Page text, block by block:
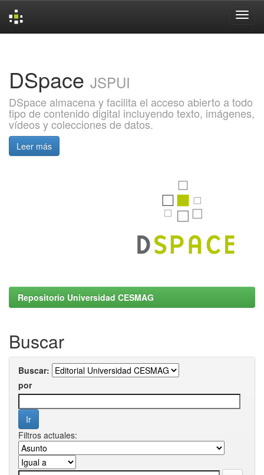
DSpace JSPUI
DSpace almacena y facilita el acceso abierto a todo
tipo de contenido digital incluyendo texto, imágenes,
vídeos y colecciones de datos.
Leer más
Repositorio Universidad CESMAG
Buscar
Buscar:
por
Filtros actuales: